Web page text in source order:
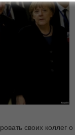
своих коллег